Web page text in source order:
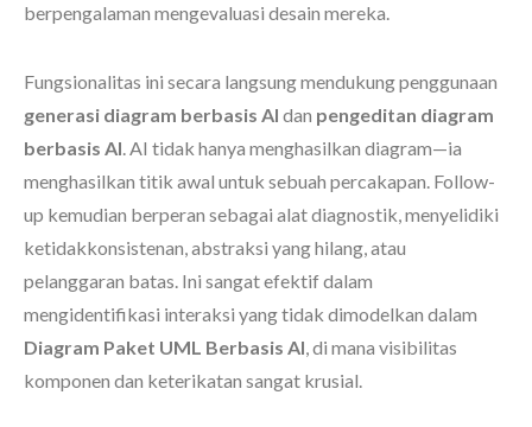
berpengalaman mengevaluasi desain mereka.
Fungsionalitas ini secara langsung mendukung penggunaan
generasi diagram berbasis AI dan pengeditan diagram
berbasis AI. AI tidak hanya menghasilkan diagram—ia
menghasilkan titik awal untuk sebuah percakapan. Follow-
up kemudian berperan sebagai alat diagnostik, menyelidiki
ketidakkonsistenan, abstraksi yang hilang, atau
pelanggaran batas. Ini sangat efektif dalam
mengidentifikasi interaksi yang tidak dimodelkan dalam
Diagram Paket UML Berbasis AI, di mana visibilitas
komponen dan keterikatan sangat krusial.